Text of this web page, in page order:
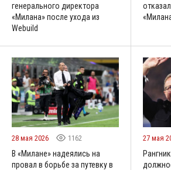
генерального директора
«Милана» после ухода из
Webuild
28 мая 2026 1162
В «Милане» надеялись на
провал в борьбе за путевку в
27 мая